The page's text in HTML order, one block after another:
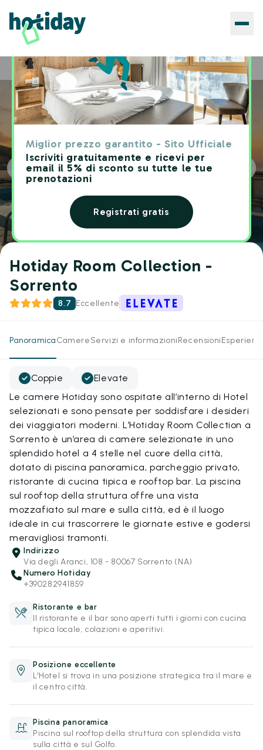
Miglior prezzo garantito - Sito Ufficiale
Iscriviti gratuitamente e ricevi per
email il 5% di sconto su tutte le tue
prenotazioni
Registrati gratis
Home Hotels Hotiday Room Collection - Sorrento
Hotiday Room Collection -
Sorrento
8.7 Eccellente
PanoramicaCamereServizi e informazioniRecensioni
Coppie
Elevate
Le camere Hotiday sono ospitate all’interno di Hotel
selezionati e sono pensate per soddisfare i desideri
dei viaggiatori moderni. L’Hotiday Room Collection a
Sorrento è un’area di camere selezionate in uno
splendido hotel a 4 stelle nel cuore della città,
dotato di piscina panoramica, parcheggio privato,
ristorante di cucina tipica e rooftop bar. La piscina
sul rooftop della struttura offre una vista
mozzafiato sul mare e sulla città, ed è il luogo
ideale in cui trascorrere le giornate estive e godersi
meravigliosi tramonti.
Indirizzo
Via degli Aranci, 108 - 80067 Sorrento (NA)
Numero Hotiday
+390282941859
Ristorante e bar
Il ristorante e il bar sono aperti tutti i giorni con cucina
tipica locale, colazioni e aperitivi.
Posizione eccellente
L'Hotel si trova in una posizione strategica tra il mare e
il centro città.
Piscina panoramica
Piscina sul rooftop della struttura con splendida vista
sulla città e sul Golfo.